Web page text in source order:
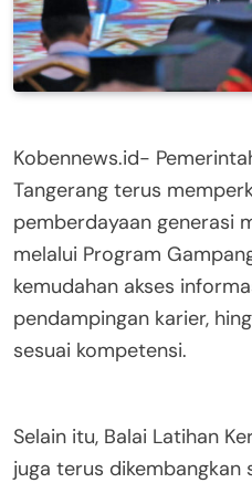
Kobennews.id-
Tangerang terus
pemberdayaan generasi
melalui Program
kemudahan akses
pendampingan karier,
sesuai kompetensi.
Selain itu, Balai Latihan
juga terus